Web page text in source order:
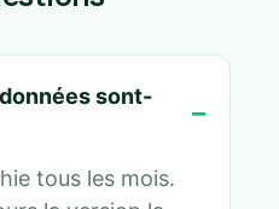
sont-
tous les mois.